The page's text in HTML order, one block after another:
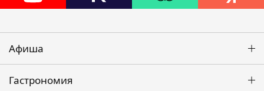
Афиша
Гастрономия